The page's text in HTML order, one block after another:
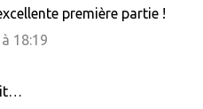
première partie !
18:19